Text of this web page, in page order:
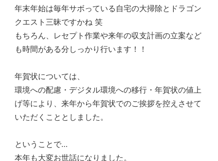
年末年始は毎年サボっている自宅の大掃除とドラゴン
クエスト三昧ですかね 笑
もちろん、レセプト作業や来年の収支計画の立案など
も時間がある分しっかり行います！！
年賀状については、
環境への配慮・デジタル環境への移行・年賀状の値上
げ等により、来年から年賀状でのご挨拶を控えさせて
いただくこととしました。
ということで…
本年も大変お世話になりました。